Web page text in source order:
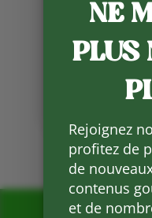
Facebook
Mots clés :
NE
PLUS
Rejoignez
profitez de
de
contenus
et de